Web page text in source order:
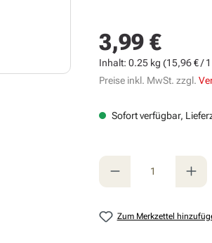
Regulärer Preis:
3,99 €
Inhalt:0.25 kg(15,96 € /
Preise inkl. MwSt. zzgl.
Sofort verfügbar,
Produkt
Zum Merkzettel